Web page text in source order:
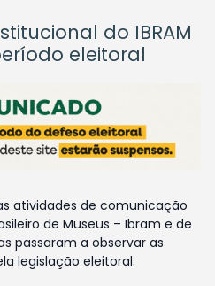
do IBRAM
eleitoral
atividades de comunicação
de Museus – Ibram e de
passaram a observar as
legislação eleitoral.